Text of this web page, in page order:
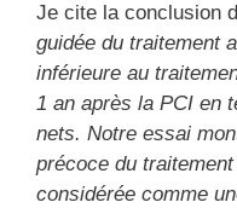
Je cite la conclusion
guidée du traitement
inférieure au
1 an après la PCI en
nets. Notre essai
précoce du
considérée comme